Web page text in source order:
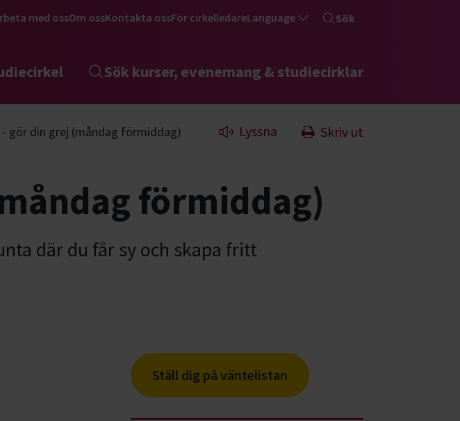
med ossOm ossKontakta ossFör cirkelledareLanguage Sök
Sök kurser, evenemang & studiecirklar
- gör din grej (måndag förmiddag) Lyssna Skriv ut
förmiddag)
där du får sy och skapa fritt
Ställ dig på väntelistan